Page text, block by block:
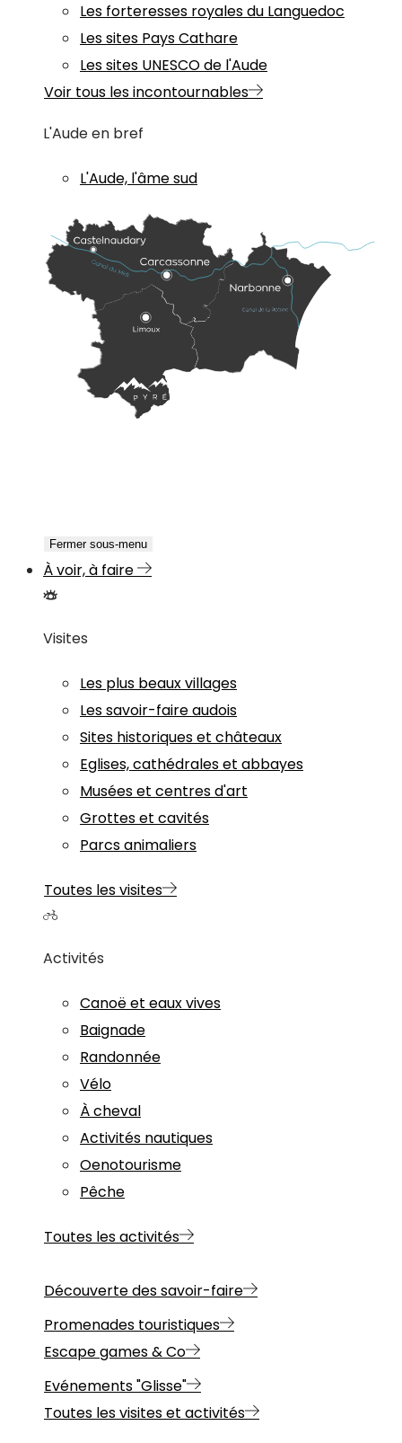
Les forteresses royales du Languedoc
Les sites Pays Cathare
Les sites UNESCO de l'Aude
Voir tous les incontournables
L'Aude en bref
L'Aude, l'âme sud
Fermer sous-menu
À voir, à faire
Visites
Les plus beaux villages
Les savoir-faire audois
Sites historiques et châteaux
Eglises, cathédrales et abbayes
Musées et centres d'art
Grottes et cavités
Parcs animaliers
Toutes les visites
Activités
Canoë et eaux vives
Baignade
Randonnée
Vélo
À cheval
Activités nautiques
Oenotourisme
Pêche
Toutes les activités
Découverte des savoir-faire
Promenades touristiques
Escape games & Co
Evénements "Glisse"
Toutes les visites et activités